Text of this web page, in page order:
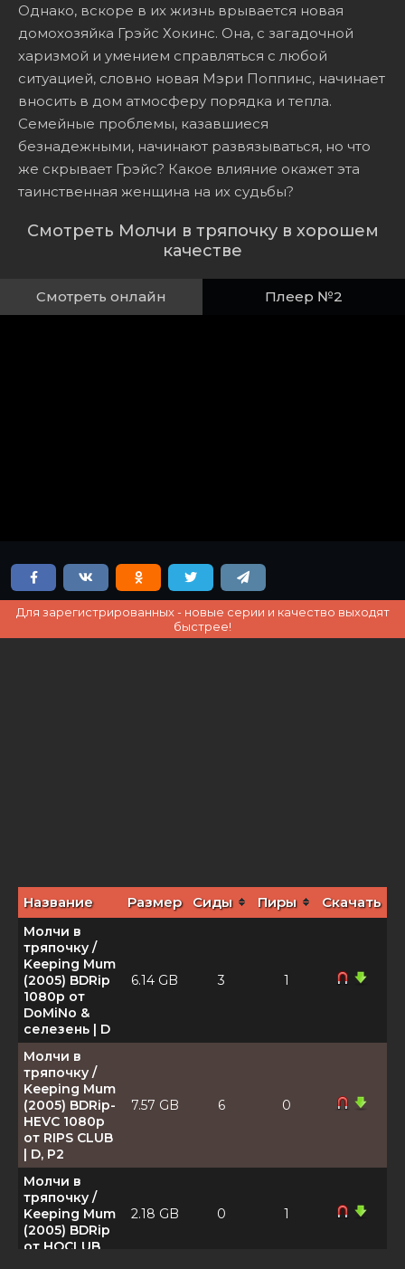
Однако, вскоре в их жизнь врывается новая
домохозяйка Грэйс Хокинс. Она, с загадочной
харизмой и умением справляться с любой
ситуацией, словно новая Мэри Поппинс, начинает
вносить в дом атмосферу порядка и тепла.
Семейные проблемы, казавшиеся
безнадежными, начинают развязываться, но что
же скрывает Грэйс? Какое влияние окажет эта
таинственная женщина на их судьбы?
Смотреть Молчи в тряпочку в хорошем
качестве
Смотреть онлайн Плеер №2
Для зарегистрированных - новые серии и качество выходят
быстрее!
Название Размер Сиды Пиры Скачать
Молчи в
тряпочку /
Keeping Mum
(2005) BDRip
1080p от
DoMiNo &
селезень | D
6.14 GB 3 1
Молчи в
тряпочку /
Keeping Mum
(2005) BDRip-
HEVC 1080p
от RIPS CLUB
| D, P2
7.57 GB 6 0
Молчи в
тряпочку /
Keeping Mum
(2005) BDRip
от HQCLUB
2.18 GB 0 1